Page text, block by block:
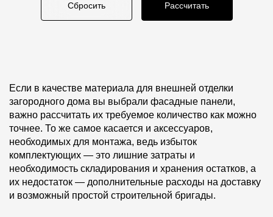
Документация
Технические листы
Рекламные материалы
Сертификаты
Гарантии
Чертежи
Сбросить Рассчитать
Если в качестве материала для внешней отделки
загородного дома вы выбрали фасадные панели,
важно рассчитать их требуемое количество как можно
точнее. То же самое касается и аксессуаров,
необходимых для монтажа, ведь избыток
комплектующих — это лишние затраты и
необходимость складирования и хранения остатков, а
их недостаток — дополнительные расходы на доставку
и возможный простой строительной бригады.